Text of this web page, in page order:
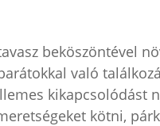
beköszöntével
való
kikapcsolódást
kötni,